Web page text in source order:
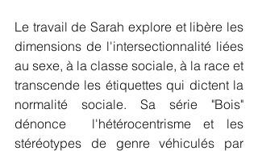
Le travail de Sarah explore et libère les
dimensions de l'intersectionnalité liées
au sexe, à la classe sociale, à la race et
transcende les étiquettes qui dictent la
normalité sociale. Sa série "Bois"
dénonce  l'hétérocentrisme et les
stéréotypes de genre véhiculés par